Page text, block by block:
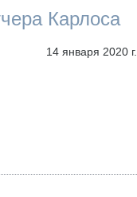
Карлоса
14 января 2020 г.